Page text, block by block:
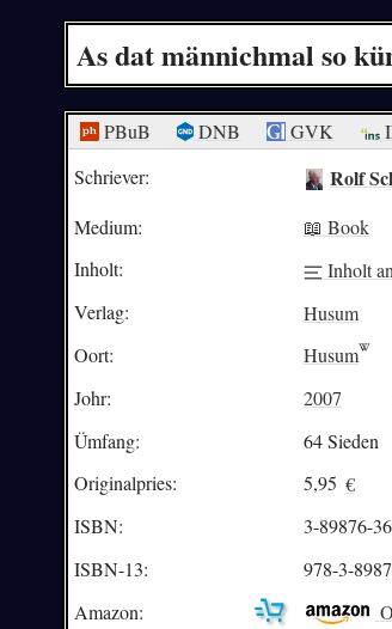
As dat männichmal so
PBuB DNB GVK
Schriever: Rolf
Medium:
📖 Book
Inholt:
Inholt
Verlag:
Husum
Oort:
Husum
Johr:
2007
Ümfang:
64 Sieden
Originalpries:
5,95 €
ISBN:
3-89876-
ISBN-13:
978-3-
Amazon: